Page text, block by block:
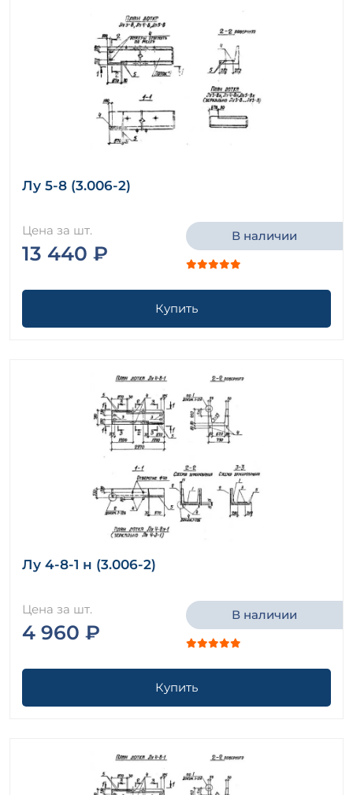
Лу 5-8 (3.006-2)
Цена за шт.
13 440 ₽
В наличии
Купить
Лу 4-8-1 н (3.006-2)
Цена за шт.
4 960 ₽
В наличии
Купить